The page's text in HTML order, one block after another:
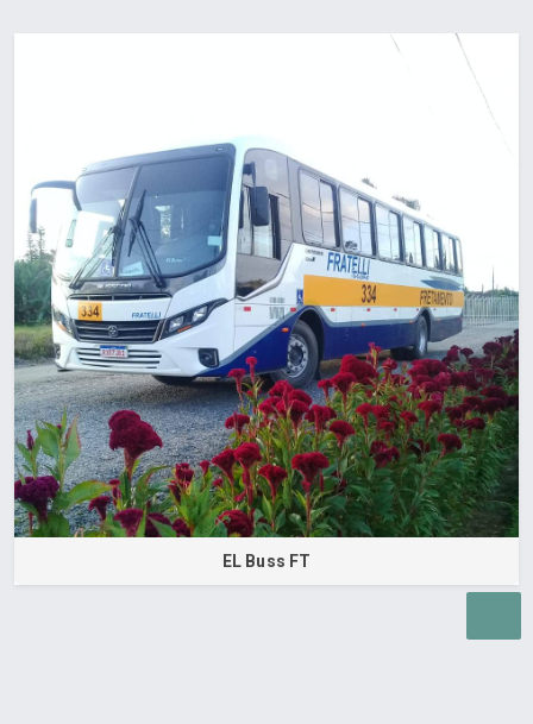
EL Buss FT